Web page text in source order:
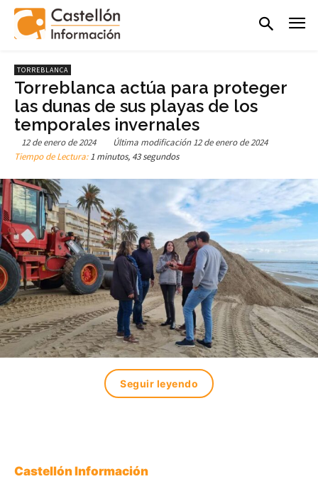
TORREBLANCA
Torreblanca actúa para proteger
las dunas de sus playas de los
temporales invernales
12 de enero de 2024 Última modificación 12 de enero de 2024
Tiempo de Lectura:1 minutos, 43 segundos
Seguir leyendo
Castellón Información